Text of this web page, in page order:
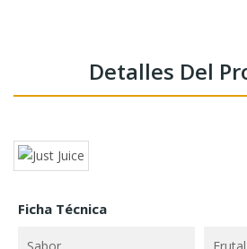
Detalles Del
Ficha Técnica